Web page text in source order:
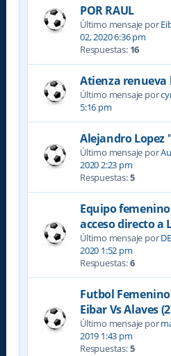
POR RAUL
Último mensaje por
02, 2020 6:36 pm
Respuestas: 16
Atienza renueva
Último mensaje por
5:16 pm
Alejandro Lopez
Último mensaje por
2020 2:23 pm
Respuestas:5
Equipo
acceso directo a
Último mensaje por
2020 1:52 pm
Respuestas:6
Futbol
Eibar Vs Alaves
Último mensaje por
2019 1:43 pm
Respuestas:5